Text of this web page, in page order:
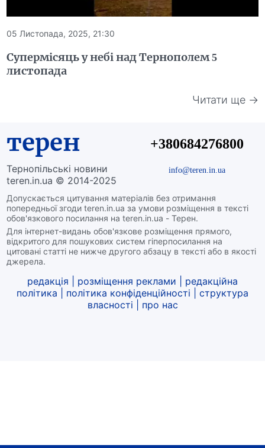
05 Листопада, 2025, 21:30
Супермісяць у небі над Тернополем 5
листопада
Читати ще →
терен
Тернопільські новини
teren.in.ua © 2014-2025
Допускається цитування матеріалів без отримання
попередньої згоди teren.in.ua за умови розміщення в тексті
обов'язкового посилання на teren.in.ua - Терен.
Для інтернет-видань обов'язкове розміщення прямого,
відкритого для пошукових систем гіперпосилання на
цитовані статті не нижче другого абзацу в тексті або в якості
джерела.
+380684276800
info@teren.in.ua
редакція розміщення реклами
редакційна
політика
політика конфіденційності
структура
власності
про нас